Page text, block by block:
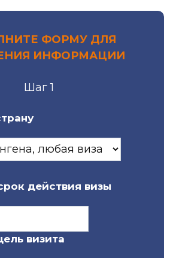
ФОРМУ ДЛЯ
ИНФОРМАЦИИ
Шаг 1
действия визы
визита